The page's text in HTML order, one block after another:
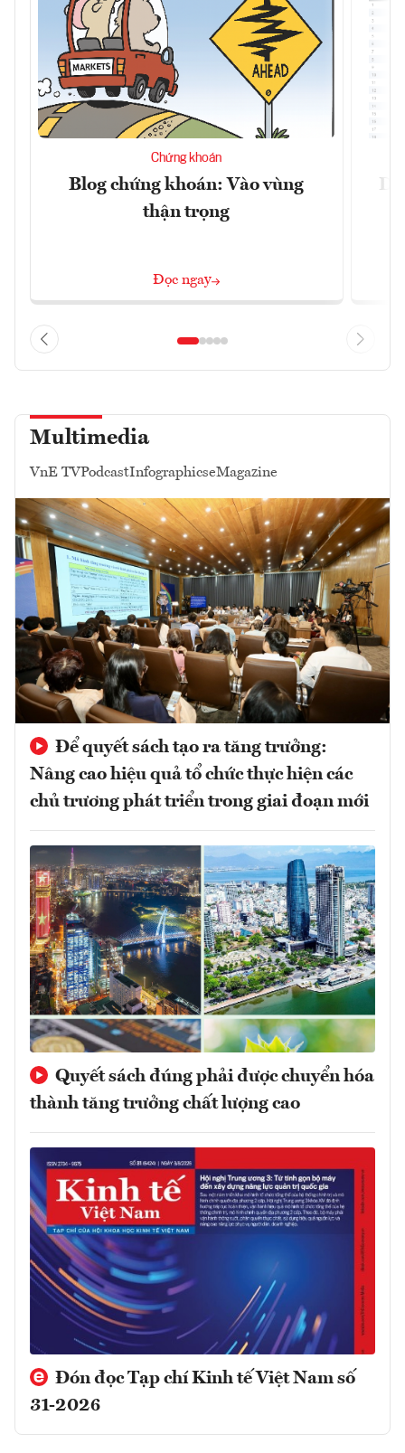
Chứng khoán
Blog chứng khoán: Vào vùng
thận trọng
Đọc ngay
Multimedia
VnE TVPodcastInfographicseMagazine
Để quyết sách tạo ra tăng trưởng:
Nâng cao hiệu quả tổ chức thực hiện các
chủ trương phát triển trong giai đoạn mới
Quyết sách đúng phải được chuyển hóa
thành tăng trưởng chất lượng cao
Đón đọc Tạp chí Kinh tế Việt Nam số
31-2026